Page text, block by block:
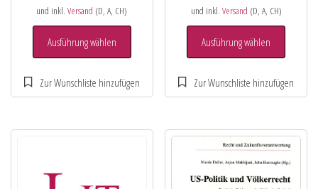
und inkl.Versand (D, A, CH)
Ausführung wählen
und inkl. Versand (D, A, CH)
Ausführung wählen